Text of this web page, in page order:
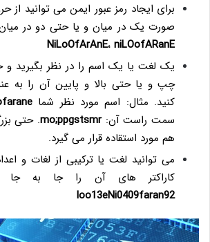
برای ایجاد رمز عبور ایمن می توانید
صورت یک در میان و یا حتی دو در میان
NiLoOfArAnE، niLOofARanE
یک لغت یا یک اسم را در نظر بگیرید
چپ و یا حتی بالا و پایین آن را به
کنید. مثال: اسم مورد نظر شما
سمت راست آن:mo;ppgstsmr. حتی
هم مورد استقاده قرار می گیرد.
می توانید لغت یا ترکیبی از لغات و
کاراکتر های آن را جا به جا
loo13eNi0409faran92